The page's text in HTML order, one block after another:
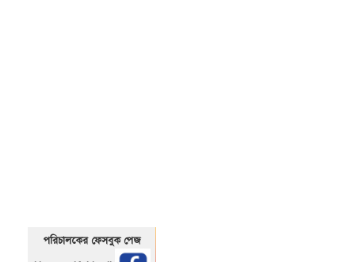
পরিচালকের ফেসবুক পেজ